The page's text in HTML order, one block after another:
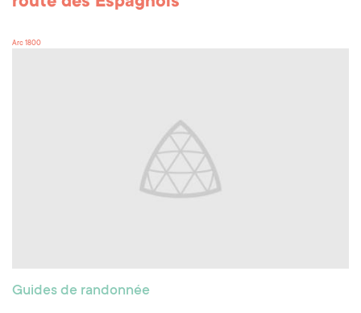
Arc 1800
Guides de randonnée